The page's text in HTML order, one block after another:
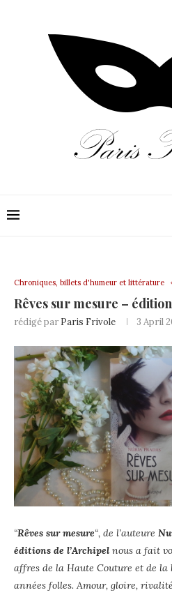
Chroniques, billets d'humeur et littérature
Rêves sur mesure –
rédigé par Paris Frivole 3 April
“Rêves sur mesure“, de l’auteure
éditions de l’Archipel nous a fait
affres de la Haute Couture et de la
années folles. Amour, gloire,